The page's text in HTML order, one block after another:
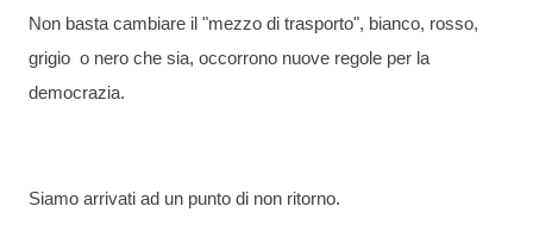
Non basta cambiare il "mezzo di trasporto", bianco, rosso,
grigio o nero che sia, occorrono nuove regole per la
democrazia.
Siamo arrivati ad un punto di non ritorno.